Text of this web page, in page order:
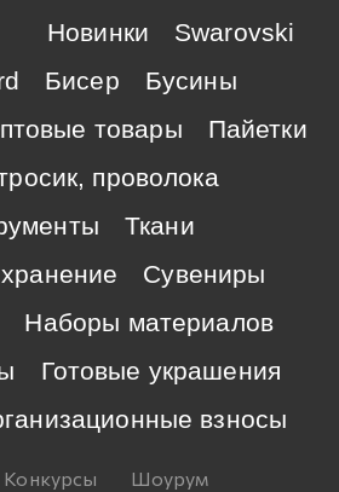
Новинки
Swarovski
Бисер
Бусины
товары
Пайетки
проволока
Ткани
Сувениры
Наборы материалов
Готовые украшения
взносы
Конкурсы
Шоурум